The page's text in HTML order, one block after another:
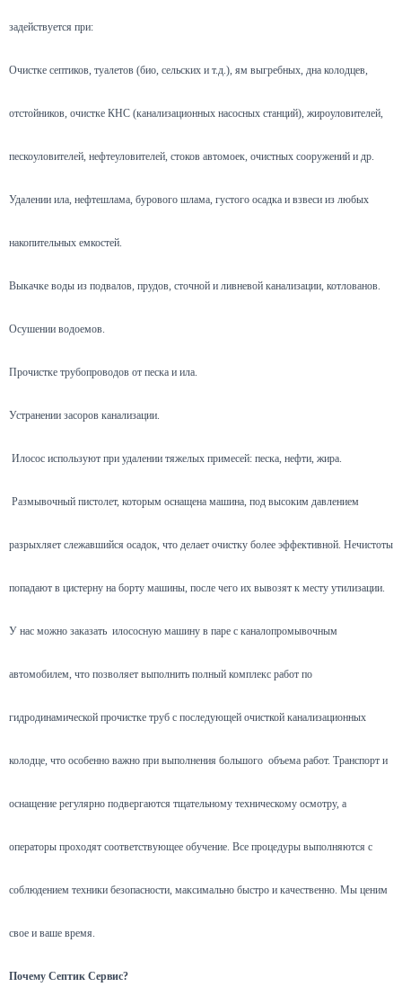
задействуется при:
Очистке септиков, туалетов (био, сельских и т.д.), ям выгребных, дна колодцев,
отстойников, очистке КНС (канализационных насосных станций), жироуловителей,
пескоуловителей, нефтеуловителей, стоков автомоек, очистных сооружений и др.
Удалении ила, нефтешлама, бурового шлама, густого осадка и взвеси из любых
накопительных емкостей.
Выкачке воды из подвалов, прудов, сточной и ливневой канализации, котлованов.
Осушении водоемов.
Прочистке трубопроводов от песка и ила.
Устранении засоров канализации.
Илосос используют при удалении тяжелых примесей: песка, нефти, жира.
Размывочный пистолет, которым оснащена машина, под высоким давлением
разрыхляет слежавшийся осадок, что делает очистку более эффективной. Нечистоты
попадают в цистерну на борту машины, после чего их вывозят к месту утилизации.
У нас можно заказать илососную машину в паре с каналопромывочным
автомобилем, что позволяет выполнить полный комплекс работ по
гидродинамической прочистке труб с последующей очисткой канализационных
колодце, что особенно важно при выполнения большого объема работ. Транспорт и
оснащение регулярно подвергаются тщательному техническому осмотру, а
операторы проходят соответствующее обучение. Все процедуры выполняются с
соблюдением техники безопасности, максимально быстро и качественно. Мы ценим
свое и ваше время.
Почему Септик Сервис?